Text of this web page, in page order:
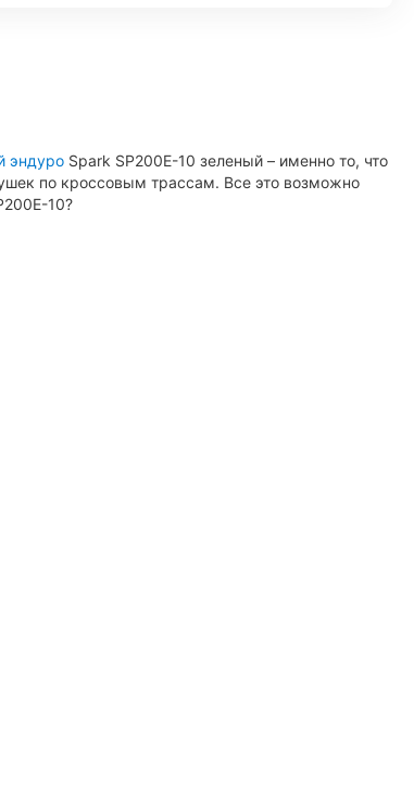
эндуро Spark SP200E-10 зеленый – именно то, что
по кроссовым трассам. Все это возможно
10?